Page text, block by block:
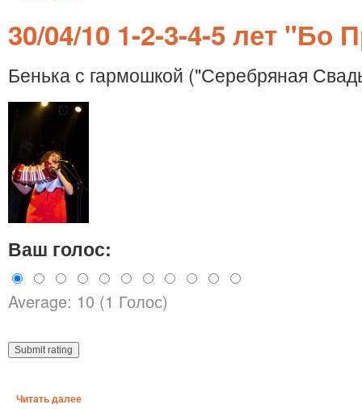
30/04/10 1-2-3-4-5 лет "Бо
Бенька с гармошкой ("Серебряная
Ваш голос:
Average: 10 (1 Голос)
Читать далее